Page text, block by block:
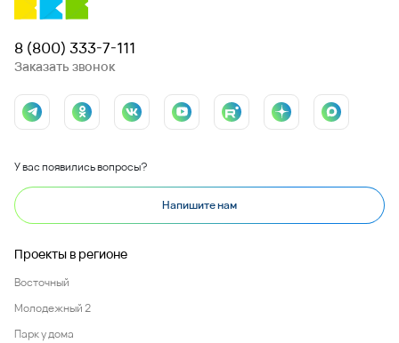
8 (800) 333-7-111
Заказать звонок
У вас появились вопросы?
Напишите нам
Проекты в регионе
Восточный
Молодежный 2
Парк у дома